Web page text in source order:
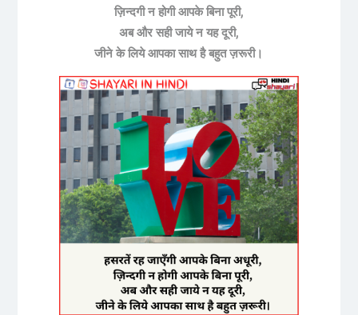
ज़िन्दगी न होगी आपके बिना पूरी,
अब और सही जाये न यह दूरी,
जीने के लिये आपका साथ है बहुत ज़रूरी।